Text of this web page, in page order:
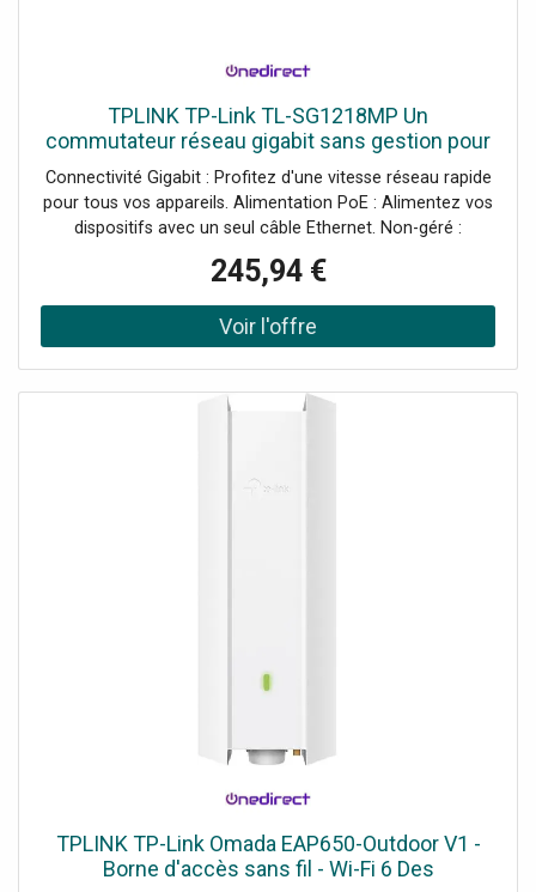
TPLINK TP-Link TL-SG1218MP Un
commutateur réseau gigabit sans gestion pour
une connectivité simple et efficace.
Connectivité Gigabit : Profitez d'une vitesse réseau rapide
pour tous vos appareils. Alimentation PoE : Alimentez vos
dispositifs avec un seul câble Ethernet. Non-géré :
complexe. 18 ports Ethernet : Connectez plusieurs
dispositifs en même temps. Compact et montable en rack
: Gagnez de l'espace avec son format 1U.
245,94 €
TPLINK TP-Link Omada EAP650-Outdoor V1 -
Borne d'accès sans fil - Wi-Fi 6 Des